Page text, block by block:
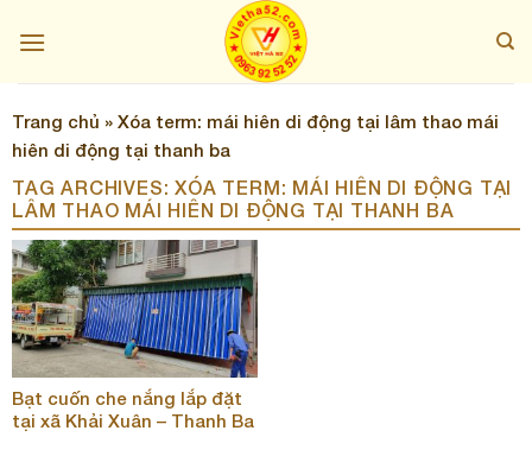
Trang chủ » Xóa term: mái hiên di động tại lâm thao mái
hiên di động tại thanh ba
TAG ARCHIVES:XÓA TERM: MÁI HIÊN DI ĐỘNG TẠI
LÂM THAO MÁI HIÊN DI ĐỘNG TẠI THANH BA
Bạt cuốn che nắng lắp đặt
tại xã Khải Xuân – Thanh Ba